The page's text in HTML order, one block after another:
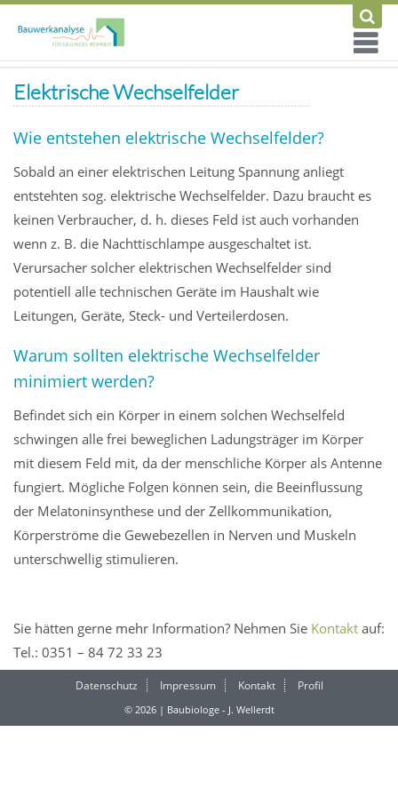
Elektrische Wechselfelder
Wie entstehen elektrische Wechselfelder?
Sobald an einer elektrischen Leitung Spannung anliegt
entstehten sog. elektrische Wechselfelder. Dazu braucht es
keinen Verbraucher, d. h. dieses Feld ist auch vorhanden
wenn z. B. die Nachttischlampe ausgeschaltet ist.
Verursacher solcher elektrischen Wechselfelder sind
potentiell alle technischen Geräte im Haushalt wie
Leitungen, Geräte, Steck- und Verteilerdosen.
Warum sollten elektrische Wechselfelder
minimiert werden?
Befindet sich ein Körper in einem solchen Wechselfeld
schwingen alle frei beweglichen Ladungsträger im Körper
mit diesem Feld mit, da der menschliche Körper als Antenne
fungiert. Mögliche Folgen können sein, die Beeinflussung
der Melatoninsynthese und der Zellkommunikation,
Körperströme die Gewebezellen in Nerven und Muskeln
unterschwellig stimulieren.
Sie hätten gerne mehr Information? Nehmen Sie Kontakt auf:
Tel.: 0351 – 84 72 33 23
Datenschutz Impressum Kontakt
Profil
© 2026 | Baubiologe - J. Wellerdt